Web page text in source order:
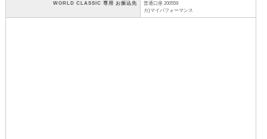
WORLD CLASSIC 専用 お振込先
普通口座 200559
カ)マイパフォーマンス